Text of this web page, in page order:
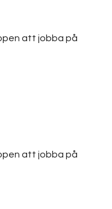
att jobba på
att jobba på